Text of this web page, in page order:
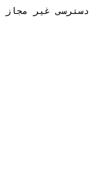
دسترسی غیر مجاز